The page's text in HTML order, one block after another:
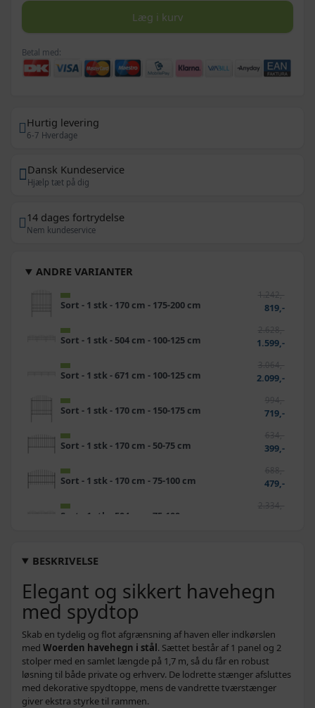
Læg i kurv
Betal med:
Hurtig levering
6-7 Hverdage
Dansk Kundeservice
Hjælp tæt på dig
14 dages fortrydelse
Nem kundeservice
BESKRIVELSE
Elegant og sikkert havehegn
med spydtop
Skab en tydelig og flot afgrænsning af haven eller indkørslen
med Woerden havehegn i stål. Sættet består af 1 panel og 2
stolper med en samlet længde på 1,7 m, så du får en robust
løsning til både private og erhverv. De lodrette stænger afsluttes
med dekorative spydtoppe, mens de vandrette tværstænger
giver ekstra styrke til rammen.
ANDRE VARIANTER
Sort - 1 stk - 170 cm - 175-200 cm
1.242,-
819,-
Sort - 1 stk - 504 cm - 100-125 cm
2.628,-
1.599,-
Sort - 1 stk - 671 cm - 100-125 cm
3.064,-
2.099,-
Sort - 1 stk - 170 cm - 150-175 cm
994,-
719,-
Sort - 1 stk - 170 cm - 50-75 cm
634,-
399,-
Sort - 1 stk - 170 cm - 75-100 cm
688,-
479,-
Sort - 1 stk - 504 cm - 75-100 cm
2.334,-
Sort - 1 stk - 337 cm - 175-200 cm 1.699,-
Sort - 1 stk - 671 cm - 75-100 cm
Sort - 1 stk - 504 cm - 175-200 cm
3.457,-
2.499,-
Sort - 1 stk - 838 cm - 100-125 cm
4.386,-
2.599,-